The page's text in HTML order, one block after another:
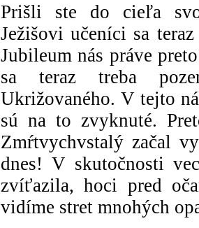
Prišli ste do cieľa
Ježišovi učeníci sa
Jubileum nás práve
sa teraz treba
Ukrižovaného. V tejto
sú na to zvyknuté.
Zmŕtvychvstalý začal
dnes! V skutočnosti
zvíťazila, hoci pred
vidíme stret mnohých